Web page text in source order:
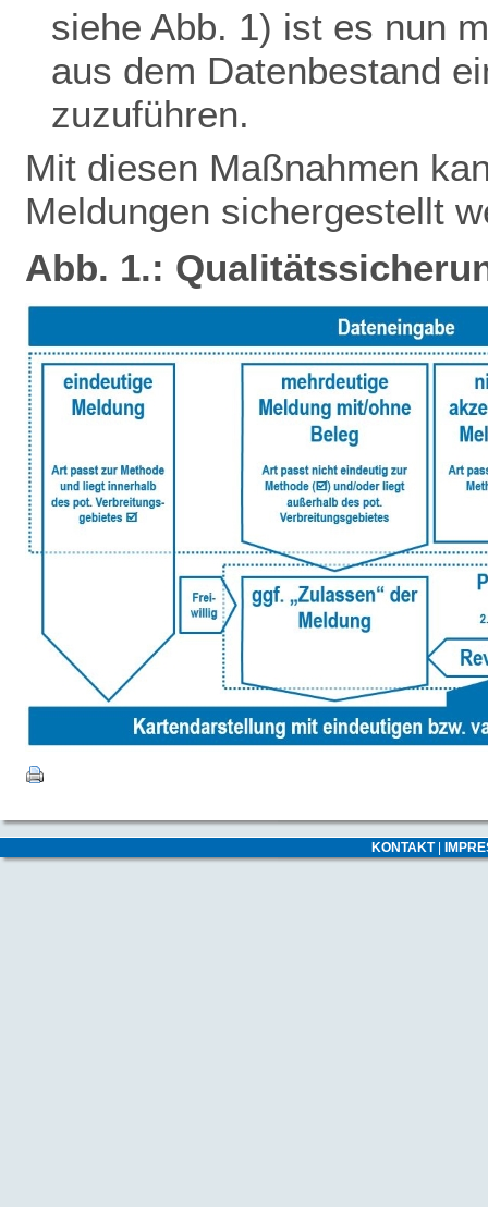
siehe Abb. 1) ist es nun
aus dem Datenbestand
zuzuführen.
Mit diesen Maßnahmen
Meldungen sichergestellt
Abb. 1.:
KONTAKT|